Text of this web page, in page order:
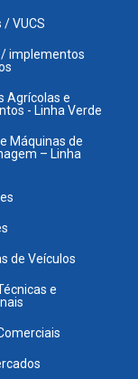
VUCS
implementos
Agrícolas e
- Linha Verde
Máquinas de
– Linha
de Veículos
e